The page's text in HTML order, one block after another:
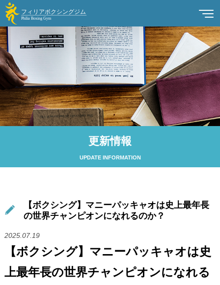
更新情報
UPDATE INFORMATION
【ボクシング】マニーパッキャオは史上最年長
の世界チャンピオンになれるのか？
2025.07.19
【ボクシング】マニーパッキャオは史
上最年長の世界チャンピオンになれる